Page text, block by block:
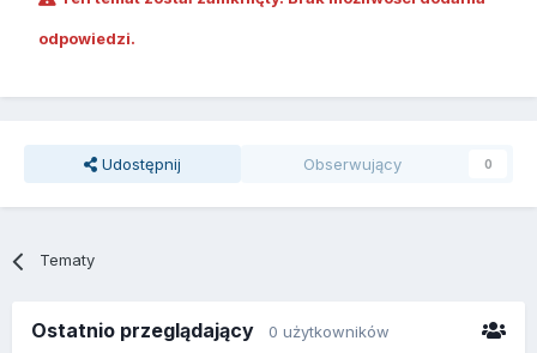
odpowiedzi.
Udostępnij Obserwujący 0
Tematy
Ostatnio przeglądający 0 użytkowników